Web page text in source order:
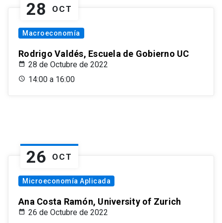
28 OCT
Macroeconomía
Rodrigo Valdés, Escuela de Gobierno UC
28 de Octubre de 2022
14:00 a 16:00
26 OCT
Microeconomía Aplicada
Ana Costa Ramón, University of Zurich
26 de Octubre de 2022